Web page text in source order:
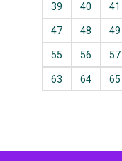
39 40 41
47 48 49
55 56 57
63 64 65